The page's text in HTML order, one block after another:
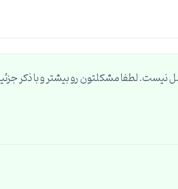
نیست. لطفا مشکلتون رو بیشتر و با ذکر